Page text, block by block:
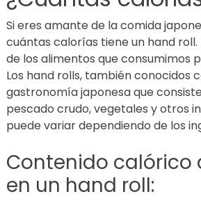
Si eres amante de la comida
cuántas calorías tiene un hand
de los alimentos que consumimos
Los hand rolls, también conocidos
gastronomía japonesa que
pescado crudo, vegetales y otros
puede variar dependiendo de los
Contenido calórico
en un hand roll: